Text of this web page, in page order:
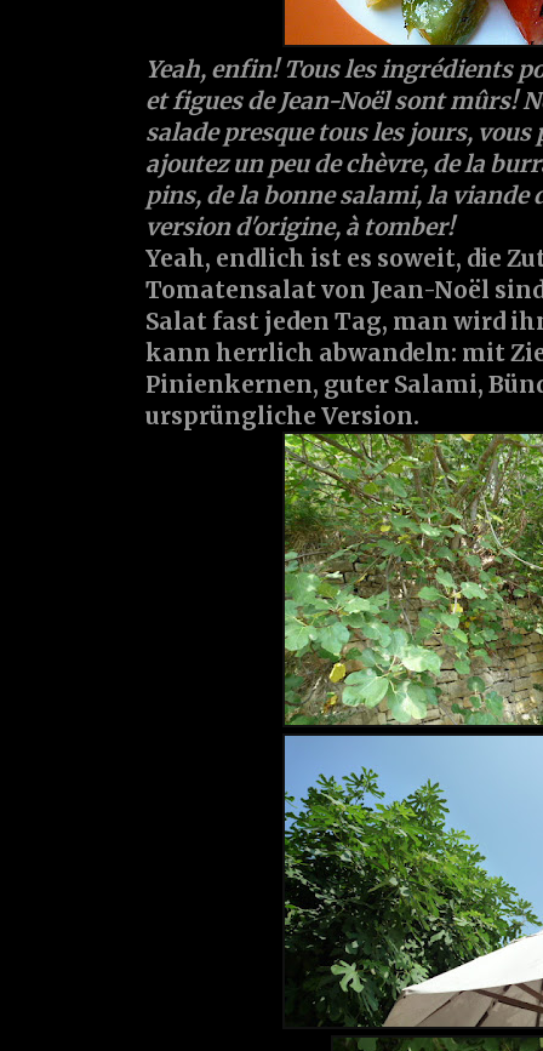
Yeah, enfin! Tous les ingrédients
et figues de Jean-Noël sont mûrs!
salade presque tous les jours, vous
ajoutez un peu de chèvre, de la
pins, de la bonne salami, la viande
version d'origine, à tomber!
Yeah, endlich ist es soweit, die
Tomatensalat von Jean-Noël
Salat fast jeden Tag, man wird
kann herrlich abwandeln: mit
Pinienkernen, guter Salami,
ursprüngliche Version.